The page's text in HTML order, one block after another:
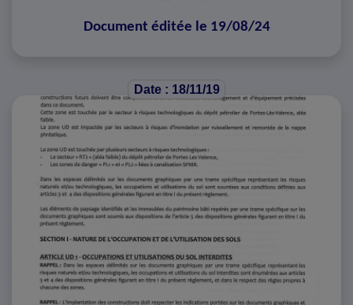
Document éditée le 19/08/24
Date : 18/11/19